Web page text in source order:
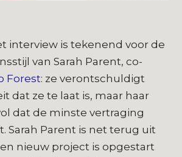
interview is tekenend voor de
van Sarah Parent, co-
Forest: ze verontschuldigt
dat ze te laat is, maar haar
dat de minste vertraging
Sarah Parent is net terug uit
nieuw project is opgestart